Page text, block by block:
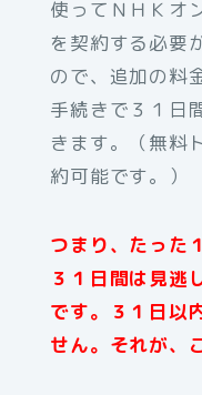
使ってＮＨＫオ
を契約する必要
ので、追加の料
手続きで３１日
きます。（無料
約可能です。）
つまり、たった
３１日間は見逃
です。３１日以
せん。それが、